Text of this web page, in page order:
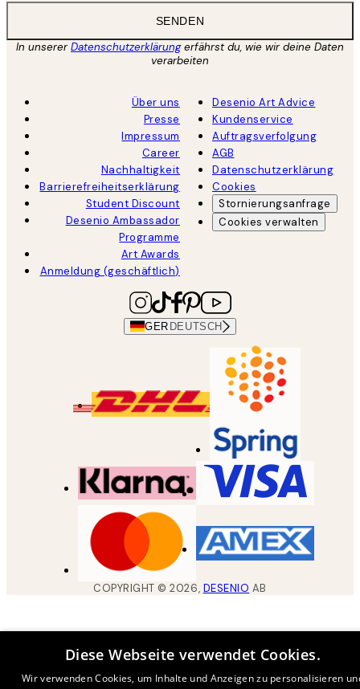
SENDEN
In unsererDatenschutzerklärungerfährst du, wie wir deine Daten
verarbeiten
Über uns
Presse
Impressum
Career
Nachhaltigkeit
Barrierefreiheitserklärung
Student Discount
Desenio Ambassador
Programme
Art Awards
Anmeldung (geschäftlich)
Desenio Art Advice
Kundenservice
Auftragsverfolgung
AGB
Datenschutzerklärung
Cookies
Stornierungsanfrage
Cookies verwalten
GER DEUTSCH
COPYRIGHT ©2026, DESENIO AB
Diese Webseite verwendet Cookies.
Wir verwenden Cookies, um Inhalte und Anzeigen zu personalisieren